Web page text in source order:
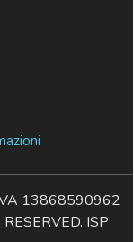
13868590962
ISP